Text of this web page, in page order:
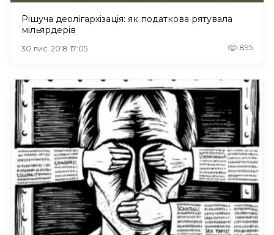
Рішуча деолігархізація: як податкова рятувала
мільярдерів
30 лис. 2018 17:05 895